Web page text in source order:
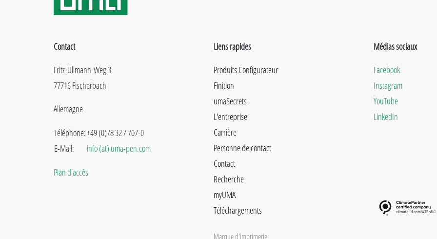
Contact
Fritz-Ullmann-Weg 3
77716 Fischerbach
Allemagne
Téléphone:
E-Mail:
+49 (0)78 32 / 707-0
info (at) uma-pen.com
Plan d'accès
Liens rapides
Produits Configurateur
Finition
umaSecrets
L'entreprise
Carrière
Personne de contact
Contact
Recherche
myUMA
Téléchargements
Marque d'imprimerie
Médias sociaux
Facebook
Instagram
YouTube
LinkedIn